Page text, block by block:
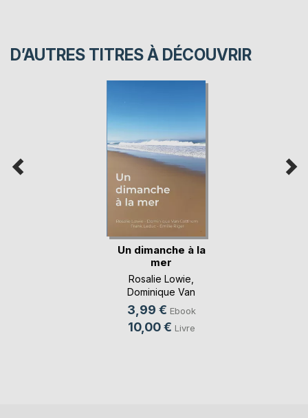
D’AUTRES TITRES À DÉCOUVRIR
Un dimanche à la
mer
Rosalie Lowie
Dominique Van
Cotthem
3,99 € Ebook
10,00 € Livre